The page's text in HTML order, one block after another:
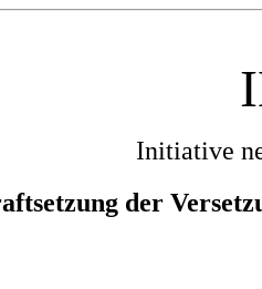
Initiative
der